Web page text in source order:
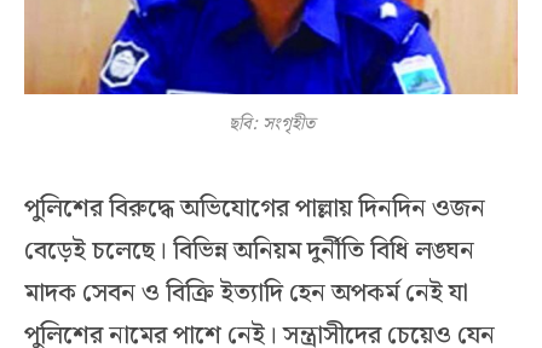
ছবি: সংগৃহীত
পুলিশের বিরুদ্ধে অভিযোগের পাল্লায় দিনদিন ওজন
বেড়েই চলেছে। বিভিন্ন অনিয়ম দুর্নীতি বিধি লঙ্ঘন
মাদক সেবন ও বিক্রি ইত্যাদি হেন অপকর্ম নেই যা
পুলিশের নামের পাশে নেই। সন্ত্রাসীদের চেয়েও যেন